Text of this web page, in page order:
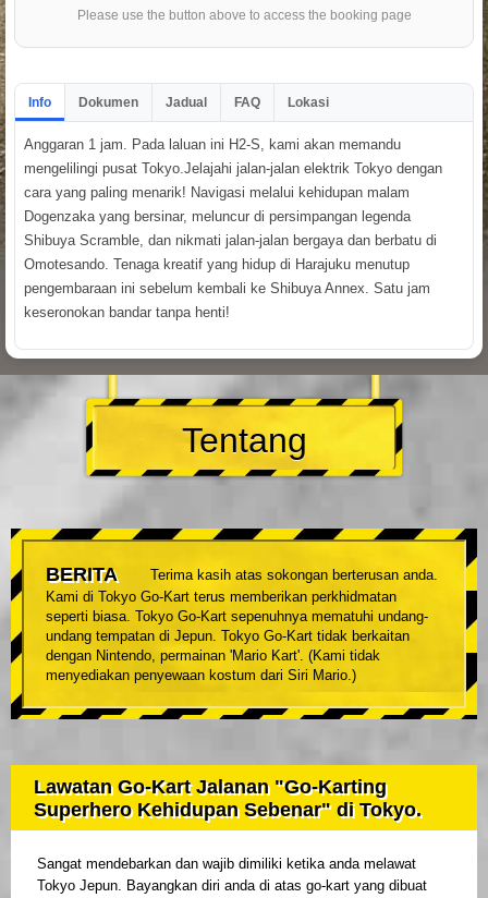
Please use the button above to access the booking page
Info Dokumen Jadual FAQ Lokasi
Anggaran 1 jam. Pada laluan ini H2-S, kami akan memandu
mengelilingi pusat Tokyo.Jelajahi jalan-jalan elektrik Tokyo dengan
cara yang paling menarik! Navigasi melalui kehidupan malam
Dogenzaka yang bersinar, meluncur di persimpangan legenda
Shibuya Scramble, dan nikmati jalan-jalan bergaya dan berbatu di
Omotesando. Tenaga kreatif yang hidup di Harajuku menutup
pengembaraan ini sebelum kembali ke Shibuya Annex. Satu jam
keseronokan bandar tanpa henti!
Tentang
BERITA
Terima kasih atas sokongan berterusan anda.
Kami di Tokyo Go-Kart terus memberikan perkhidmatan
seperti biasa. Tokyo Go-Kart sepenuhnya mematuhi undang-
undang tempatan di Jepun. Tokyo Go-Kart tidak berkaitan
dengan Nintendo, permainan 'Mario Kart'. (Kami tidak
menyediakan penyewaan kostum dari Siri Mario.)
Lawatan Go-Kart Jalanan "Go-Karting
Superhero Kehidupan Sebenar" di Tokyo.
Sangat mendebarkan dan wajib dimiliki ketika anda melawat
Tokyo Jepun. Bayangkan diri anda di atas go-kart yang dibuat